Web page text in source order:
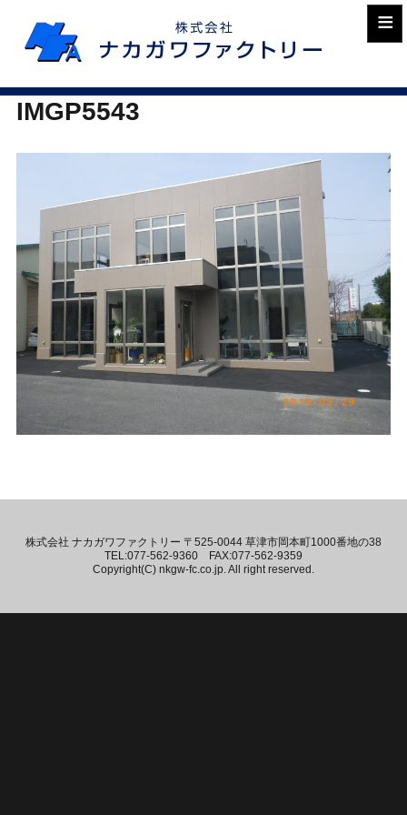
≡
IMGP5543
株式会社 ナカガワファクトリー 〒525-0044 草津市岡本町1000番地の38
TEL:077-562-9360 FAX:077-562-9359
Copyright(C) nkgw-fc.co.jp. All right reserved.